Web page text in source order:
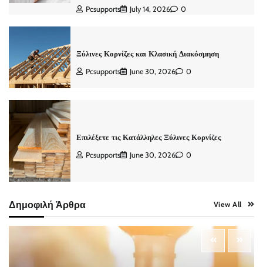
Pcsupports July 14, 2026 0
Ξύλινες Κορνίζες και Κλασική Διακόσμηση
Pcsupports June 30, 2026 0
Επιλέξετε τις Κατάλληλες Ξύλινες Κορνίζες
Pcsupports June 30, 2026 0
Δημοφιλή Άρθρα View All